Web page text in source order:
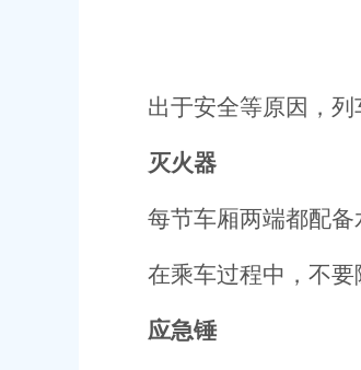
出于安全等原因，列
灭火器
每节车厢两端都配备
在乘车过程中，不
应急锤